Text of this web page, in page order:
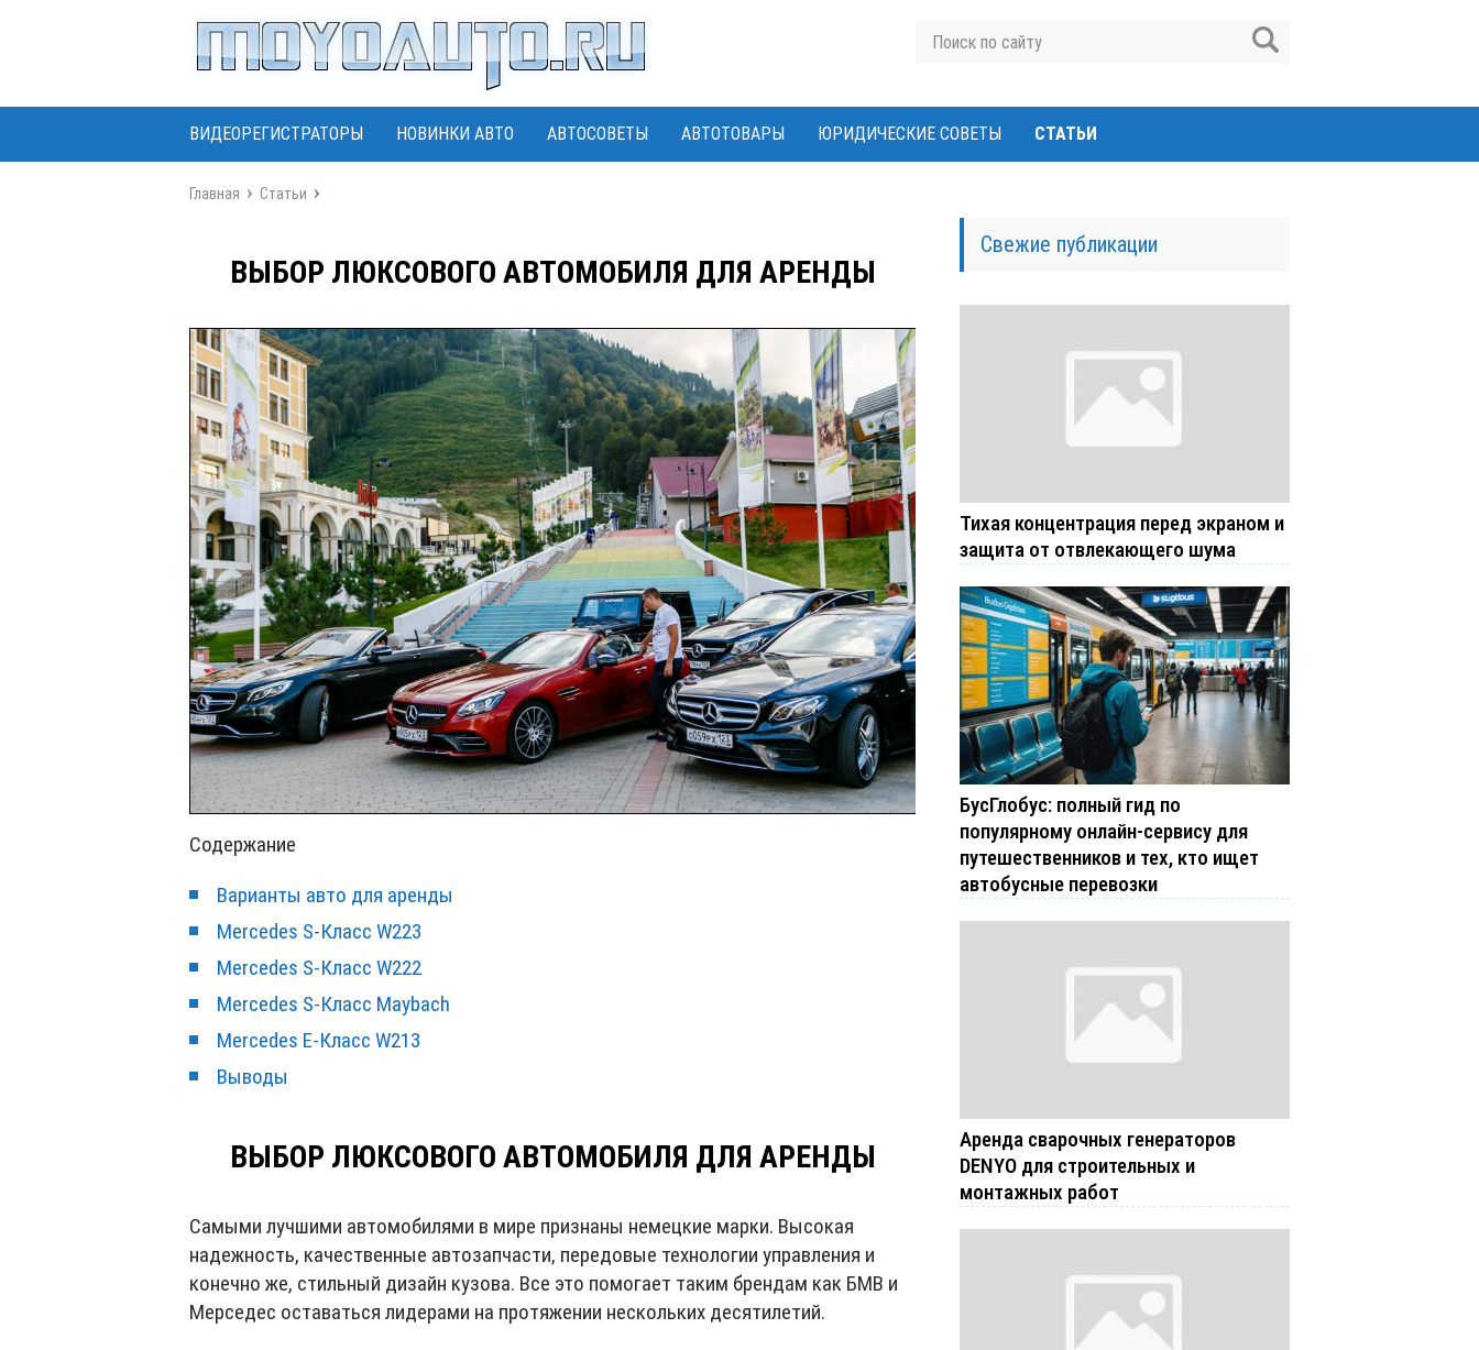
ВИДЕОРЕГИСТРАТОРЫ НОВИНКИ АВТО АВТОСОВЕТЫ АВТОТОВАРЫ ЮРИДИЧЕСКИЕ СОВЕТЫ СТАТЬИ
Главная Статьи
ВЫБОР ЛЮКСОВОГО АВТОМОБИЛЯ ДЛЯ АРЕНДЫ
Содержание
Варианты авто для аренды
Mercedes S‑Класс W223
Mercedes S‑Класс W222
Mercedes S‑Класс Maybach
Mercedes E‑Класс W213
Выводы
ВЫБОР ЛЮКСОВОГО АВТОМОБИЛЯ ДЛЯ АРЕНДЫ
Самыми лучшими автомобилями в мире признаны немецкие марки. Высокая
надежность, качественные автозапчасти, передовые технологии управления и
конечно же, стильный дизайн кузова. Все это помогает таким брендам как БМВ и
Мерседес оставаться лидерами на протяжении нескольких десятилетий.
Свежие публикации
Тихая концентрация перед экраном и
защита от отвлекающего шума
БусГлобус: полный гид по
популярному онлайн-сервису для
путешественников и тех, кто ищет
автобусные перевозки
Аренда сварочных генераторов
DENYO для строительных и
монтажных работ